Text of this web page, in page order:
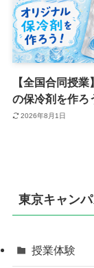
【全国合同授
の保冷剤を作ろ
2026年8月1日
東京キャン
授業体験